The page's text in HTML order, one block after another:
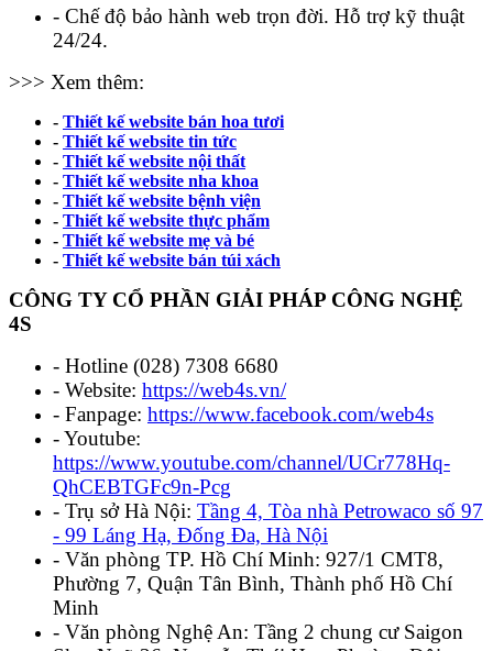
- Chế độ bảo hành web trọn đời. Hỗ trợ kỹ thuật
24/24.
>>> Xem thêm:
- Thiết kế website bán hoa tươi
- Thiết kế website tin tức
- Thiết kế website nội thất
- Thiết kế website nha khoa
- Thiết kế website bệnh viện
- Thiết kế website thực phẩm
- Thiết kế website mẹ và bé
- Thiết kế website bán túi xách
CÔNG TY CỔ PHẦN GIẢI PHÁP CÔNG NGHỆ
4S
- Hotline (028) 7308 6680
- Website: https://web4s.vn/
- Fanpage: https://www.facebook.com/web4s
- Youtube:
https://www.youtube.com/channel/UCr778Hq-
QhCEBTGFc9n-Pcg
- Trụ sở Hà Nội: Tầng 4, Tòa nhà Petrowaco số 97
- 99 Láng Hạ, Đống Đa, Hà Nội
- Văn phòng TP. Hồ Chí Minh: 927/1 CMT8,
Phường 7, Quận Tân Bình, Thành phố Hồ Chí
Minh
- Văn phòng Nghệ An: Tầng 2 chung cư Saigon